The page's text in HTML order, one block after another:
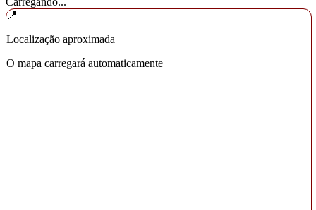
📍
Localização aproximada
O mapa carregará automaticamente